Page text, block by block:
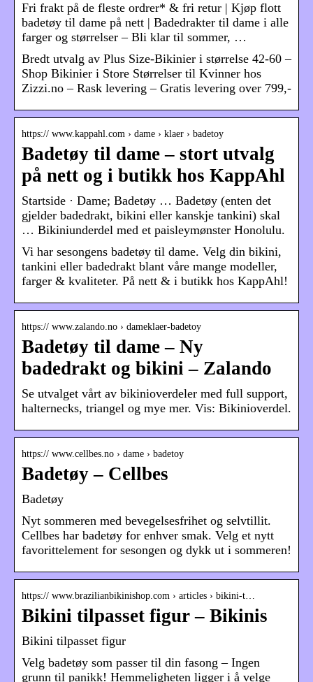
Fri frakt på de fleste ordrer* & fri retur | Kjøp flott
badetøy til dame på nett | Badedrakter til dame i alle
farger og størrelser – Bli klar til sommer, …
Bredt utvalg av Plus Size-Bikinier i størrelse 42-60 –
Shop Bikinier i Store Størrelser til Kvinner hos
Zizzi.no – Rask levering – Gratis levering over 799,-
https:// www.kappahl.com › dame › klaer › badetoy
Badetøy til dame – stort utvalg
på nett og i butikk hos KappAhl
Startside · Dame; Badetøy … Badetøy (enten det
gjelder badedrakt, bikini eller kanskje tankini) skal
… Bikiniunderdel med et paisleymønster Honolulu.
Vi har sesongens badetøy til dame. Velg din bikini,
tankini eller badedrakt blant våre mange modeller,
farger & kvaliteter. På nett & i butikk hos KappAhl!
https:// www.zalando.no › dameklaer-badetoy
Badetøy til dame – Ny
badedrakt og bikini – Zalando
Se utvalget vårt av bikinioverdeler med full support,
halternecks, triangel og mye mer. Vis: Bikinioverdel.
https:// www.cellbes.no › dame › badetoy
Badetøy – Cellbes
Badetøy
Nyt sommeren med bevegelsesfrihet og selvtillit.
Cellbes har badetøy for enhver smak. Velg et nytt
favorittelement for sesongen og dykk ut i sommeren!
https:// www.brazilianbikinishop.com › articles › bikini-t…
Bikini tilpasset figur – Bikinis
Bikini tilpasset figur
Velg badetøy som passer til din fasong – Ingen
grunn til panikk! Hemmeligheten ligger i å velge